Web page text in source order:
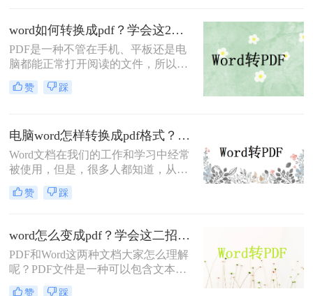
心。今天，我想和大家分享两个更好
的转换方法。
word如何转换成pdf？学会这2个word转pdf方法就够用
PDF是一种不管在手机、平板还是电
脑都能正常打开阅读的文件，所以很
多的时候会将文档转换成PDF的格
式，那么你知道word如何转换成pdf
word转pdf的方法吧。
赞 踩
电脑word怎样转换成pdf格式？这两个方法职场小白一学就会
Word文档在我们的工作和学习中经常
被使用，但是，很多人都知道，从传
输和存储角度来看，它不如PDF文
件。归根结底，PDF文件更小、更稳
文件需要相互传送时，多数人会选择
把word转换成pdf格式。那么你知道电
脑word怎样转换成pdf格式？
赞 踩
word怎么变成pdf？学会这二招，办公效率直线翻倍，从此再也不加班！
PDF和Word这两种文档大家怎么理解
呢？PDF文件是一种可以包含文本图
片以及其他内容的文件，Word同样也
赞 踩